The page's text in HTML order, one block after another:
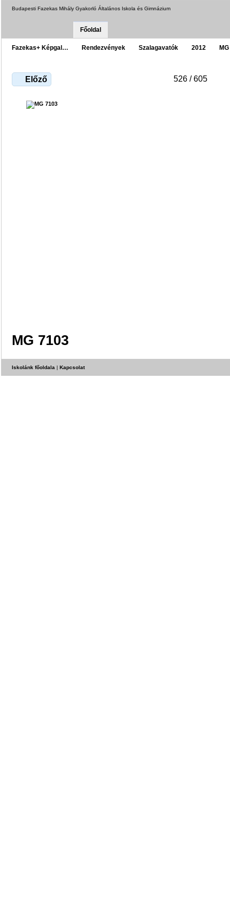
Budapesti Fazekas Mihály Gyakorló Általános Iskola és Gimnázium
Főoldal
Fazekas+ Képgal… Rendezvények Szalagavatók 2012
Előző 526 / 605
MG 7103
Iskolánk főoldala | Kapcsolat